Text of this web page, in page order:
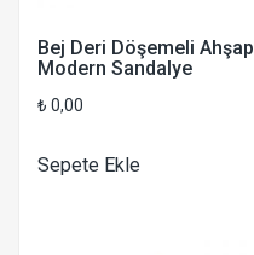
Bej Deri Döşemeli Ahşap
Modern Sandalye
₺ 0,00
Sepete Ekle